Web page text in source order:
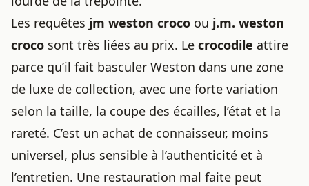
Les requêtes jm weston croco ou j.m. weston
croco sont très liées au prix. Le crocodile attire
parce qu’il fait basculer Weston dans une zone
de luxe de collection, avec une forte variation
selon la taille, la coupe des écailles, l’état et la
rareté. C’est un achat de connaisseur, moins
universel, plus sensible à l’authenticité et à
l’entretien. Une restauration mal faite peut